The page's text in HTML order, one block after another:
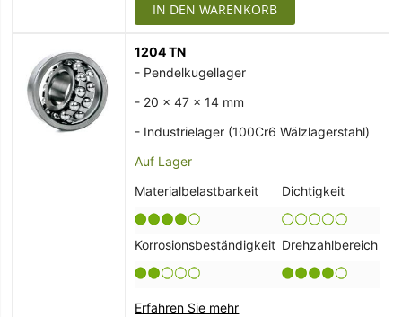
IN DEN WARENKORB
1204 TN
- Pendelkugellager
- 20 x 47 x 14 mm
- Industrielager (100Cr6 Wälzlagerstahl)
Auf Lager
Materialbelastbarkeit
Dichtigkeit
Korrosionsbeständigkeit Drehzahlbereich
Erfahren Sie mehr